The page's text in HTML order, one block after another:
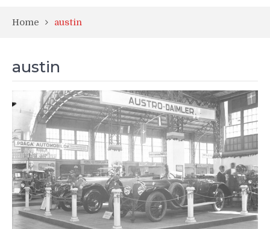
Home austin
austin